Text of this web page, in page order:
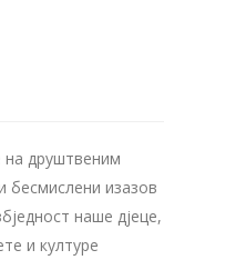
друштвеним
бесмислени изазов
наше дјеце,
и културе